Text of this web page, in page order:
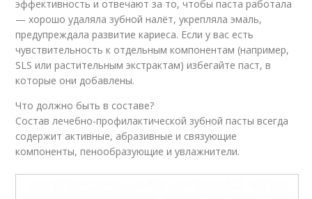
эффективность и отвечают за то, чтобы паста работала
— хорошо удаляла зубной налёт, укрепляла эмаль,
предупреждала развитие кариеса. Если у вас есть
чувствительность к отдельным компонентам (например,
SLS или растительным экстрактам) избегайте паст, в
которые они добавлены.
Что должно быть в составе?
Состав лечебно-профилактической зубной пасты всегда
содержит активные, абразивные и связующие
компоненты, пенообразующие и увлажнители.